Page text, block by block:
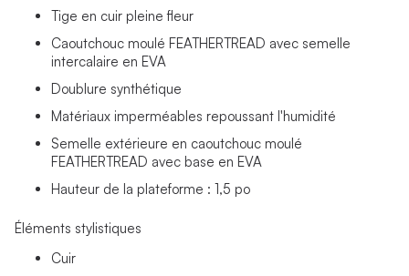
Tige en cuir pleine fleur
Caoutchouc moulé FEATHERTREAD avec semelle
intercalaire en EVA
Doublure synthétique
Matériaux imperméables repoussant l'humidité
Semelle extérieure en caoutchouc moulé
FEATHERTREAD avec base en EVA
Hauteur de la plateforme : 1,5 po
Éléments stylistiques
Cuir